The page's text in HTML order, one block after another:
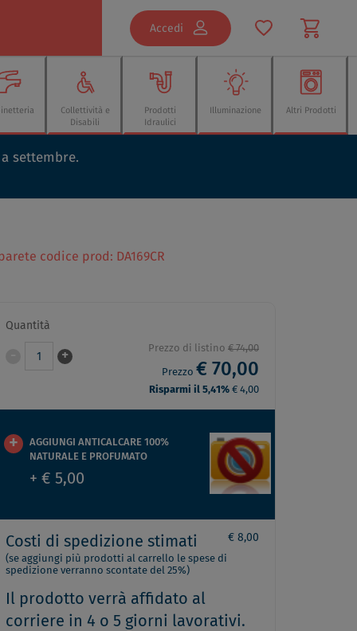
Accedi
Collettività e
Disabili
Prodotti
Idraulici
Illuminazione Altri Prodotti
settembre.
codice prod: DA169CR
Quantità
1 +
Prezzo di listino € 74,00
Prezzo € 70,00
Risparmi il 5,41% € 4,00
AGGIUNGI ANTICALCARE 100%
NATURALE E PROFUMATO
+ € 5,00
Costi di spedizione stimati € 8,00
(se aggiungi più prodotti al carrello le spese di
spedizione verranno scontate del 25%)
Il prodotto verrà affidato al
corriere in 4 o 5 giorni lavorativi.